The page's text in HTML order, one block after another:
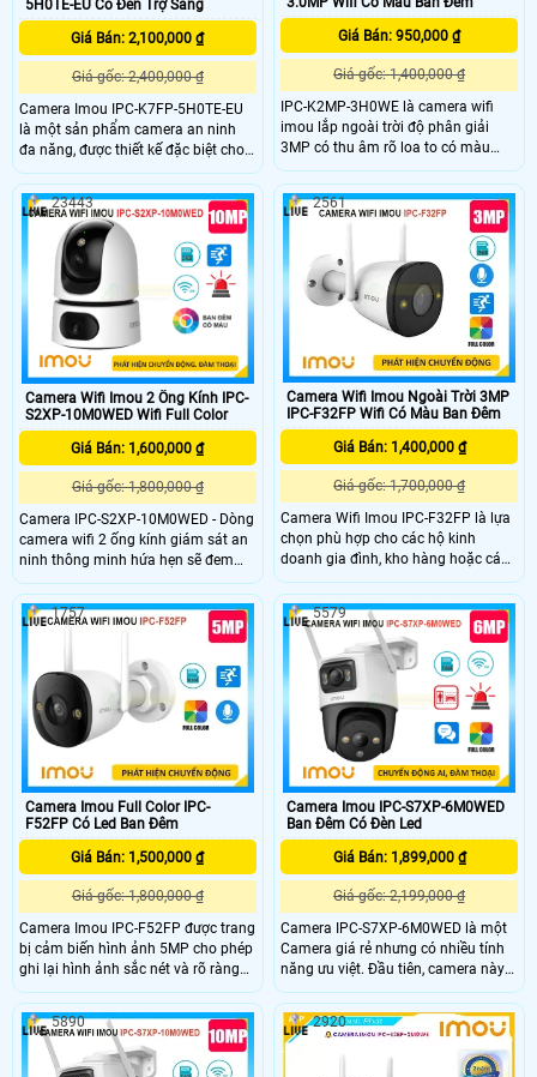
5H0TE-EU Có Đèn Trợ Sáng
Giá Bán: 2,100,000 ₫
Giá gốc: 2,400,000 ₫
Camera Imou IPC-K7FP-5H0TE-EU
là một sản phẩm camera an ninh
đa năng, được thiết kế đặc biệt cho
các ứng dụng cần giám sát từ xa
trong điều kiện không có kết nối
mạng dây Imou IPC-K7FP-5H0TE-
EU hỗ trợ công nghệ hồng ngoại với
khả năng nhìn đêm lên đến 30 mét.
Giá Bán: 950,000 ₫
Giá gốc: 1,400,000 ₫
IPC-K2MP-3H0WE là camera wifi
imou lắp ngoài trời độ phân giải
3MP có thu âm rõ loa to có màu
ban đêm cùng chức năng xoay 360
kháng nước tốt trang bị hồng ngoại
10m chức năng ai thông minh phân
biệt người và vật cuyển động phù
hợp lắp cổng nhà cổng công ty nhà
xưởng kho hàng và giám sát xe
trước cửa hàng.
Camera Wifi Imou 2 Ống Kính IPC-
S2XP-10M0WED Wifi Full Color
Giá Bán: 1,600,000 ₫
Giá gốc: 1,800,000 ₫
Camera IPC-S2XP-10M0WED - Dòng
camera wifi 2 ống kính giám sát an
ninh thông minh hứa hẹn sẽ đem
đến cho bạn có được trải nghiệm
thật tuyệt vời. Giúp ghi lại hình ảnh
sắc nét với độ phân giải lên đến
10MP, ngoài ra còn được tích hợp
các chức năng công nghệ hỗ trợ cho
việc giám sát đảm bảo an toàn một
cách hiệu quả nhất
23443
Camera Wifi Imou Ngoài Trời 3MP
IPC-F32FP Wifi Có Màu Ban Đêm
Giá Bán: 1,400,000 ₫
Giá gốc: 1,700,000 ₫
Camera Wifi Imou IPC-F32FP là lựa
chọn phù hợp cho các hộ kinh
doanh gia đình, kho hàng hoặc các
khu vực cần giám sát ngoài trời với
yêu cầu về chất lượng hình ảnh và
tính năng thông minh giúp ghi lại
hình ảnh rõ nét và chi tiết của khu
vực giám sát tích hợp công nghệ
phát hiện chuyển động thông minh
giúp gửi thông báo khi có hoạt động
nghi ngờ xảy ra trong khu vực giám
2561
Camera Imou Full Color IPC-
F52FP Có Led Ban Đêm
Giá Bán: 1,500,000 ₫
Giá gốc: 1,800,000 ₫
Camera Imou IPC-F52FP được trang
bị cảm biến hình ảnh 5MP cho phép
ghi lại hình ảnh sắc nét và rõ ràng
ngay cả trong điều kiện ánh sáng
yếu. Tính năng full color của camera
cho phép bạn theo dõi trong bóng
tối với khoảng cách lên đến 30 mét
mà vẫn có màu ban đêm Imou IPC-
1757
Camera Imou IPC-S7XP-6M0WED
Ban Đêm Có Đèn Led
Giá Bán: 1,899,000 ₫
Giá gốc: 2,199,000 ₫
Camera IPC-S7XP-6M0WED là một
Camera giá rẻ nhưng có nhiều tính
năng ưu việt. Đầu tiên, camera này
có khả năng thu âm và phát lại âm
thanh thông qua loa tích hợp. Điều
này cho phép bạn không chỉ xem
hình ảnh mà còn nghe âm thanh rõ
5579
5890 2920